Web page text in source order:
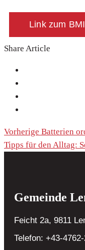
Link zum
Share Article
Vorherige Batterien
Tipps für den Alltag:
Gemeinde
Feicht 2a, 9811
Telefon: +43-